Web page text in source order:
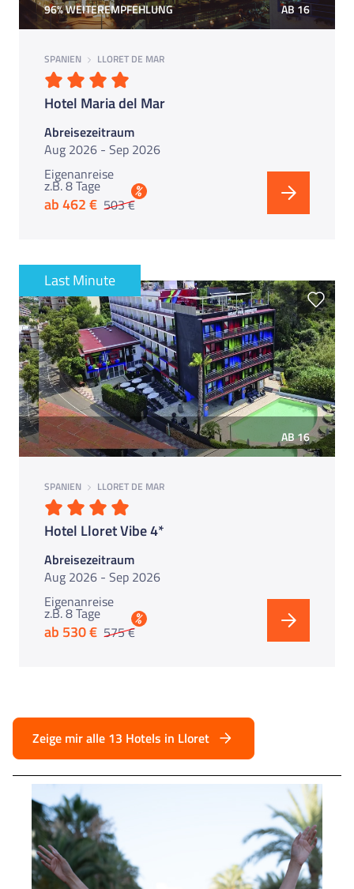
96% WEITEREMPFEHLUNG AB 16
SPANIEN LLORET DE MAR
Hotel Maria del Mar
Abreisezeitraum
Aug 2026 - Sep 2026
Eigenanreise
z.B. 8 Tage
ab 462 € 503 €
%
Last Minute
AB 16
SPANIEN LLORET DE MAR
Hotel Lloret Vibe 4*
Abreisezeitraum
Aug 2026 - Sep 2026
Eigenanreise
z.B. 8 Tage
ab 530 € 575 €
%
Zeige mir alle 13 Hotels in Lloret